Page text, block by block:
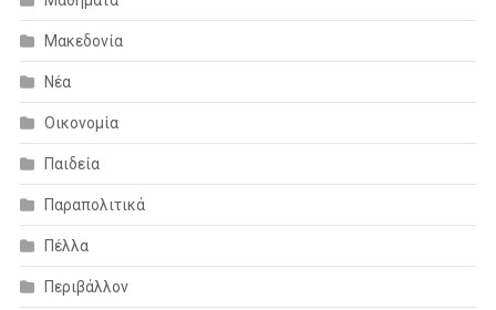
Μακεδονία
Νέα
Οικονομία
Παιδεία
Παραπολιτικά
Πέλλα
Περιβάλλον